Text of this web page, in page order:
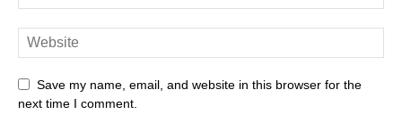
Save my name, email, and website in this browser for the
next time I comment.